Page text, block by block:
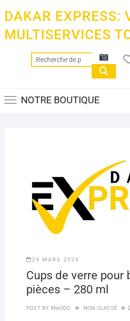
content
DAKAR EXPRESS:
MULTISERVICES
Recherche
pour :
NOTRE BOUTIQUE
29 MARS 2025
Cups de verre pour
pièces – 280 ml
POST BY MAODO NON CLASSÉ